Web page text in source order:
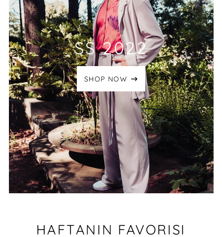
SS 2022
SHOP NOW
HAFTANIN FAVORISI